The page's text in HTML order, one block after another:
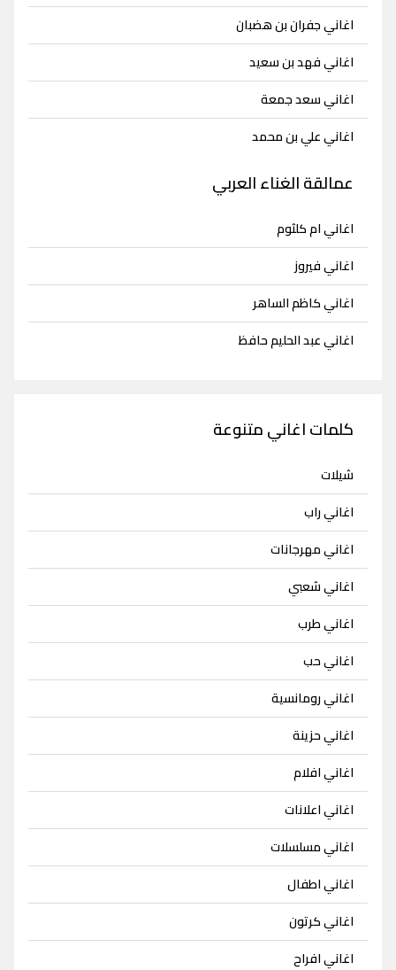
اغاني جفران بن هضبان
اغاني فهد بن سعيد
اغاني سعد جمعة
اغاني علي بن محمد
عمالقة الغناء العربي
اغاني ام كلثوم
اغاني فيروز
اغاني كاظم الساهر
اغاني عبد الحليم حافظ
كلمات اغاني متنوعة
شيلات
اغاني راب
اغاني مهرجانات
اغاني شعبي
اغاني طرب
اغاني حب
اغاني رومانسية
اغاني حزينة
اغاني افلام
اغاني اعلانات
اغاني مسلسلات
اغاني اطفال
اغاني كرتون
اغاني افراح